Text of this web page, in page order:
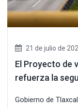
21 de julio de
El Proyecto de
refuerza la
Gobierno de